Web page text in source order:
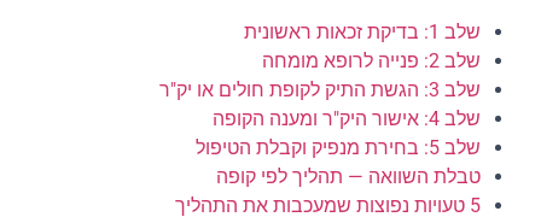
שלב 1: בדיקת זכאות ראשונית
שלב 2: פנייה לרופא מומחה
שלב 3: הגשת התיק לקופת חולים או יק"ר
שלב 4: אישור היק"ר ומענה הקופה
שלב 5: בחירת מנפיק וקבלת הטיפול
טבלת השוואה — תהליך לפי קופה
5 טעויות נפוצות שמעכבות את התהליך